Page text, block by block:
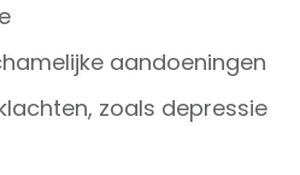
aandoeningen
zoals depressie